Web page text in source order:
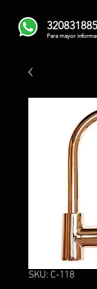
Para mayor
SKU: C-118